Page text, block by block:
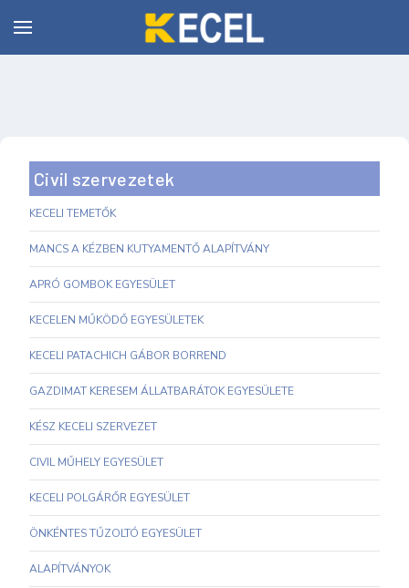
Civil szervezetek
KECELI TEMETŐK
MANCS A KÉZBEN KUTYAMENTŐ ALAPÍTVÁNY
APRÓ GOMBOK EGYESÜLET
KECELEN MŰKÖDŐ EGYESÜLETEK
KECELI PATACHICH GÁBOR BORREND
GAZDIMAT KERESEM ÁLLATBARÁTOK EGYESÜLETE
KÉSZ KECELI SZERVEZET
CIVIL MŰHELY EGYESÜLET
KECELI POLGÁRŐR EGYESÜLET
ÖNKÉNTES TŰZOLTÓ EGYESÜLET
ALAPÍTVÁNYOK